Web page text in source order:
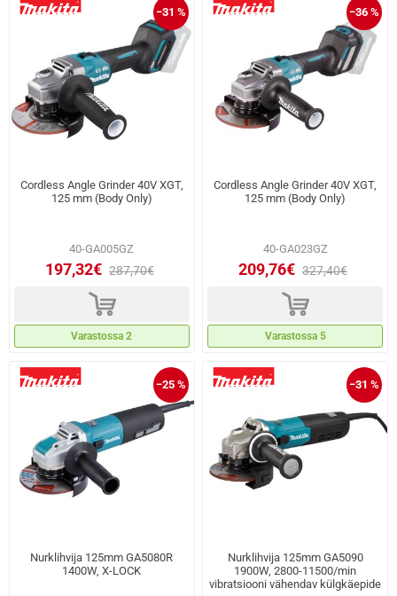
−31 %
Cordless Angle Grinder 40V XGT,
125 mm (Body Only)
40-GA005GZ
197,32€ 287,70€
d
Varastossa 2
−36 %
Cordless Angle Grinder 40V XGT,
125 mm (Body Only)
40-GA023GZ
209,76€ 327,40€
d
Varastossa 5
−25 %
Nurklihvija 125mm GA5080R
1400W, X-LOCK
−31 %
Nurklihvija 125mm GA5090
1900W, 2800-11500/min
vibratsiooni vähendav külgkäepide